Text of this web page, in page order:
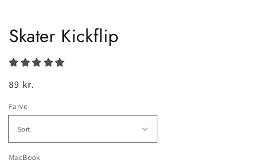
Skater Kickflip
Normalpris
89 kr.
Farve
MacBook